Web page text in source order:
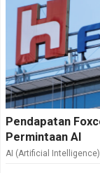
Pendapatan
Permintaan AI
AI (Artificial Intelligence)